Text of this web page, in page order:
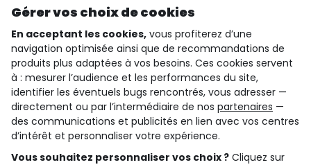
qui sommes-nous ?
besoin d'aide ?
le club fidélité
notre catalogue
Gérer vos choix de cookies
En acceptant les cookies, vous profiterez d’une
navigation optimisée ainsi que de recommandations de
produits plus adaptées à vos besoins. Ces cookies servent
à : mesurer l’audience et les performances du site,
identifier les éventuels bugs rencontrés, vous adresser —
directement ou par l’intermédiaire de nos partenaires —
des communications et publicités en lien avec vos centres
d’intérêt et personnaliser votre expérience.
Vous souhaitez personnaliser vos choix ? Cliquez sur